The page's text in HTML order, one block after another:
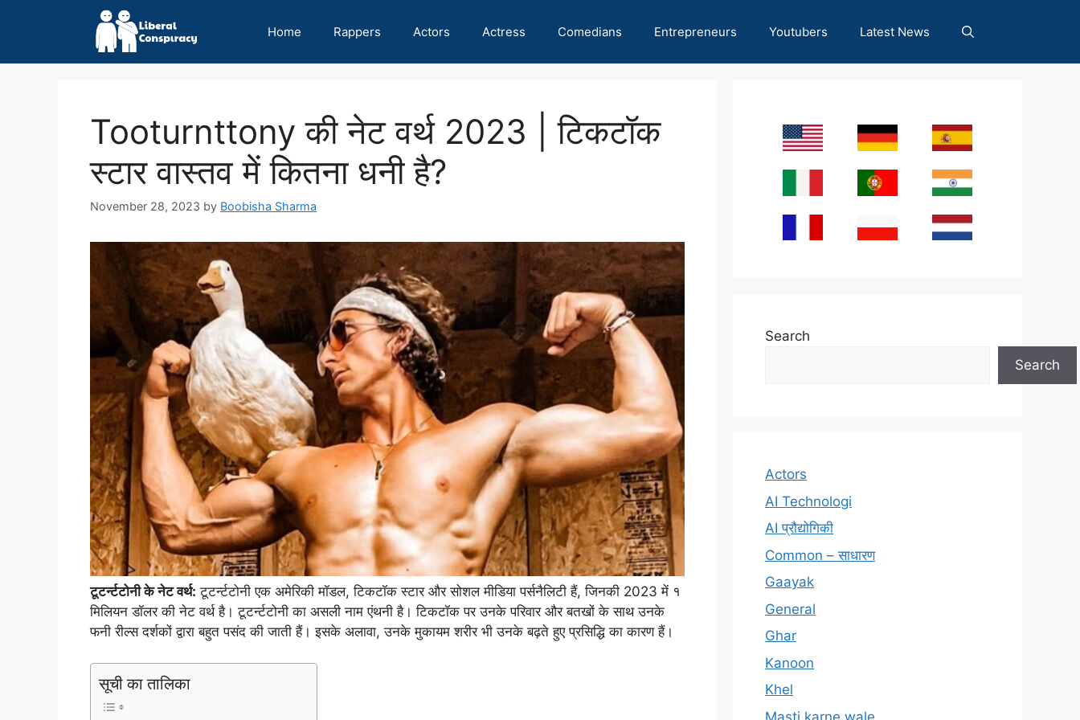
Home Rappers Actors Actress Comedians Entrepreneurs Youtubers Latest News
Tooturnttony की नेट वर्थ 2023 | टिकटॉक
स्टार वास्तव में कितना धनी है?
November 28, 2023 by Boobisha Sharma
टूटर्न्टटोनी के नेट वर्थ: टूटर्न्टटोनी एक अमेरिकी मॉडल, टिकटॉक स्टार और सोशल मीडिया पर्सनैलिटी हैं, जिनकी 2023 में १
मिलियन डॉलर की नेट वर्थ है। टूटर्न्टटोनी का असली नाम एंथनी है। टिकटॉक पर उनके परिवार और बतखों के साथ उनके
फनी रील्स दर्शकों द्वारा बहुत पसंद की जाती हैं। इसके अलावा, उनके मुकायम शरीर भी उनके बढ़ते हुए प्रसिद्धि का कारण हैं।
सूची का तालिका
Search
Search
Actors
AI Technologi
AI प्रौद्योगिकी
Common – साधारण
Gaayak
General
Ghar
Kanoon
Khel
Masti karne wale